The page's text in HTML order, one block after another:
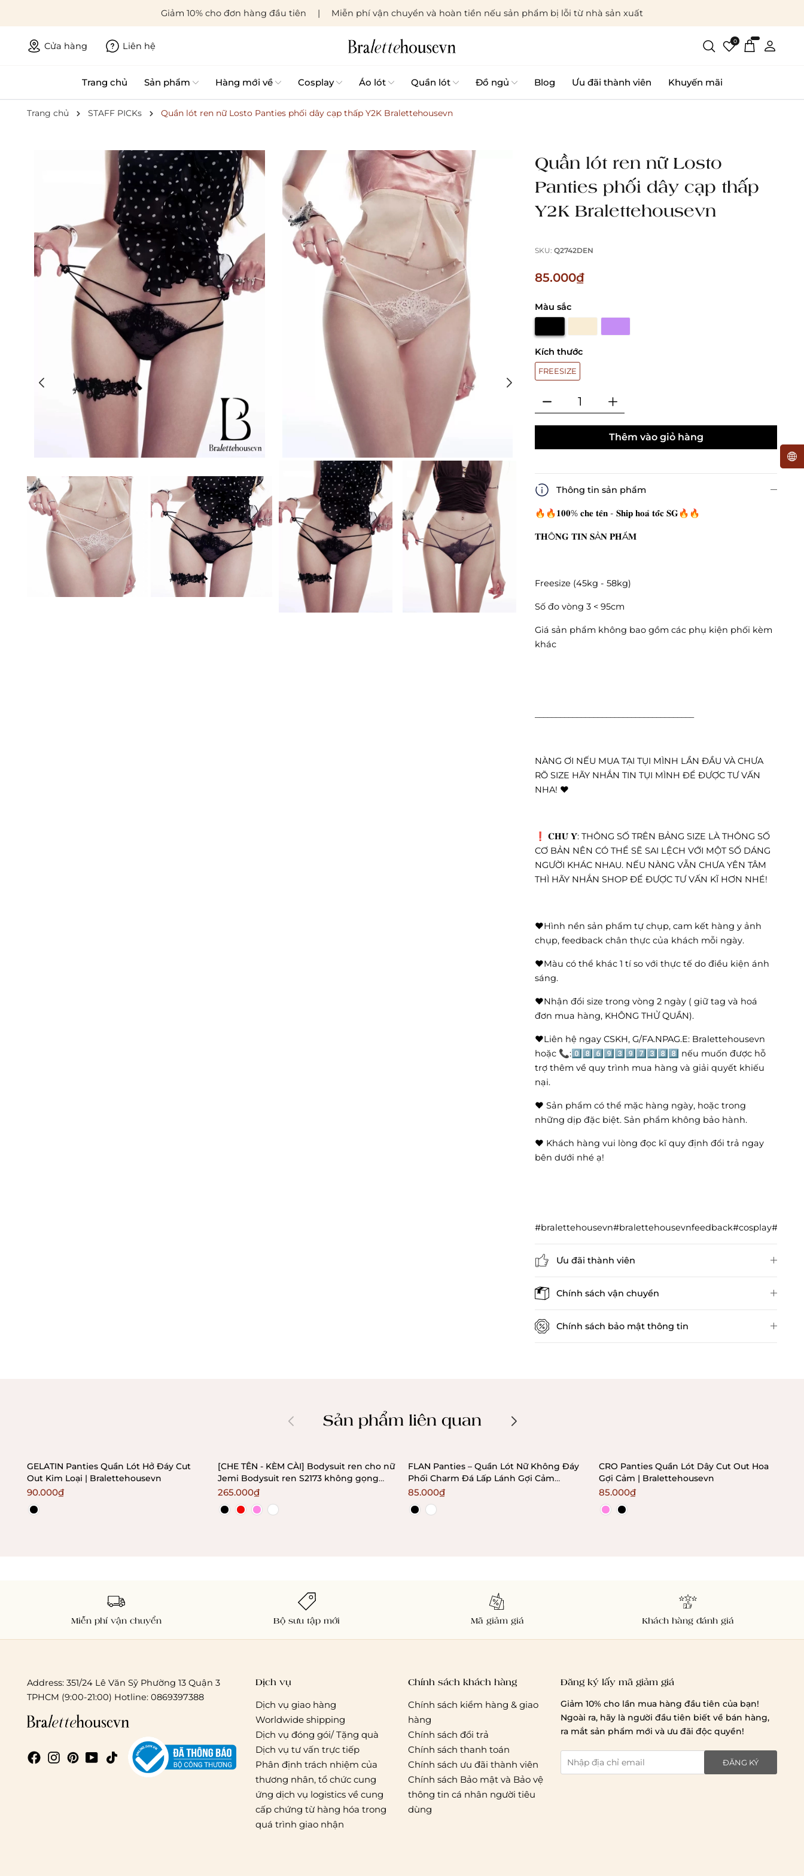
Giảm 10% cho đơn hàng đầu tiên Miễn phí vận chuyển và hoàn tiền nếu sản phẩm bị lỗi từ nhà sản xuất
Cửa hàng Liên hệ 0
Trang chủ Sản phẩm Hàng mới về Cosplay Áo lót Quần lót Đồ ngủ Blog Ưu đãi thành viên Khuyến mãi
Trang chủ STAFF PICKs Quần lót ren nữ Losto Panties phối dây cạp thấp Y2K Bralettehousevn
Quần lót ren nữ Losto
Panties phối dây cạp thấp
Y2K Bralettehousevn
SKU:Q2742DEN
85.000₫
Màu sắc
Kích thước
FREESIZE
Thêm vào giỏ hàng
Thông tin sản phẩm
🔥🔥𝟏𝟎𝟎% 𝐜𝐡𝐞 𝐭𝐞̂𝐧 - 𝐒𝐡𝐢𝐩 𝐡𝐨𝐚̉ 𝐭𝐨̂́𝐜 𝐒𝐆🔥🔥
𝐓𝐇Ô𝐍𝐆 𝐓𝐈𝐍 𝐒Ả𝐍 𝐏𝐇Ẩ𝐌
Freesize (45kg - 58kg)
Số đo vòng 3 < 95cm
Giá sản phẩm không bao gồm các phụ kiện phối kèm
khác
NÀNG ƠI NẾU MUA TẠI TỤI MÌNH LẦN ĐẦU VÀ CHƯA
RÕ SIZE HÃY NHẮN TIN TỤI MÌNH ĐỂ ĐƯỢC TƯ VẤN
NHA! ❤️
❗️ 𝐂𝐇𝐔́ 𝐘́: THÔNG SỐ TRÊN BẢNG SIZE LÀ THÔNG SỐ
CƠ BẢN NÊN CÓ THỂ SẼ SAI LỆCH VỚI MỘT SỐ DÁNG
NGƯỜI KHÁC NHAU. NẾU NÀNG VẪN CHƯA YÊN TÂM
THÌ HÃY NHẮN SHOP ĐỂ ĐƯỢC TƯ VẤN KĨ HƠN NHÉ!
❤️Hình nền sản phẩm tự chụp, cam kết hàng y ảnh
chụp, feedback chân thực của khách mỗi ngày.
❤️Màu có thể khác 1 tí so với thực tế do điều kiện ánh
sáng.
❤️Nhận đổi size trong vòng 2 ngày ( giữ tag và hoá
đơn mua hàng, KHÔNG THỬ QUẦN).
❤️Liên hệ ngay CSKH, G/FA.NPAG.E: Bralettehousevn
hoặc 📞:0️⃣8️⃣6️⃣9️⃣3️⃣9️⃣7️⃣3️⃣8️⃣8️⃣ nếu muốn được hỗ
trợ thêm về quy trình mua hàng và giải quyết khiếu
nại.
❤️ Sản phẩm có thể mặc hàng ngày, hoặc trong
những dịp đặc biệt. Sản phẩm không bảo hành.
❤️ Khách hàng vui lòng đọc kĩ quy định đổi trả ngay
bên dưới nhé ạ!
Ưu đãi thành viên
Chính sách vận chuyển
Chi phí giao hàng
Chính sách bảo mật thông tin
Sản phẩm liên quan
GELATIN Panties Quần Lót Hở Đáy Cut
Out Kim Loại | Bralettehousevn
90.000₫
[CHE TÊN - KÈM CÀI] Bodysuit ren cho nữ
Jemi Bodysuit ren S2173 không gọng
không mút Bralettehousevn
265.000₫
FLAN Panties – Quần Lót Nữ Không Đáy
Phối Charm Đá Lấp Lánh Gợi Cảm
Bralettehousevn
85.000₫
CRO Panties Quần Lót Dây Cut Out Hoa
Gợi Cảm | Bralettehousevn
85.000₫
Miễn phí vận chuyển Bộ sưu tập mới Mã giảm giá Khách hàng đánh giá
Address: 351/24 Lê Văn Sỹ Phường 13 Quận 3
TPHCM (9:00-21:00) Hotline: 0869397388
Dịch vụ
Dịch vụ giao hàng
Worldwide shipping
Dịch vụ đóng gói/ Tặng quà
Dịch vụ tư vấn trực tiếp
Phân định trách nhiệm của
thương nhân, tổ chức cung
ứng dịch vụ logistics về cung
cấp chứng từ hàng hóa trong
quá trình giao nhận
Chính sách khách hàng
Chính sách kiểm hàng & giao
hàng
Chính sách đổi trả
Chính sách thanh toán
Chính sách ưu đãi thành viên
Chính sách Bảo mật và Bảo vệ
thông tin cá nhân người tiêu
dùng
Đăng ký lấy mã giảm giá
Giảm 10% cho lần mua hàng đầu tiên của bạn!
Ngoài ra, hãy là người đầu tiên biết về bán hàng,
ra mắt sản phẩm mới và ưu đãi độc quyền!
ĐĂNG KÝ